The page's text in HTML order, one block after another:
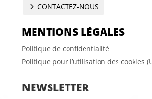
CONTACTEZ-NOUS
MENTIONS LÉGALES
Politique de confidentialité
Politique pour l’utilisation des cookies
NEWSLETTER